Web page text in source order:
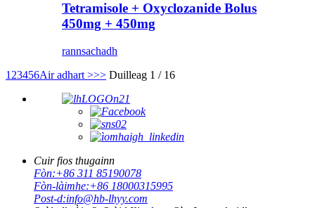
Tetramisole + Oxyclozanide Bolus
450mg + 450mg
rannsachadh
1 23456Air adhart >>> Duilleag 1 / 16
Cuir fios thugainn
Fòn:+86 311 85190078
Fòn-làimhe:+86 18000315995
Post-d:info@hb-lhyy.com